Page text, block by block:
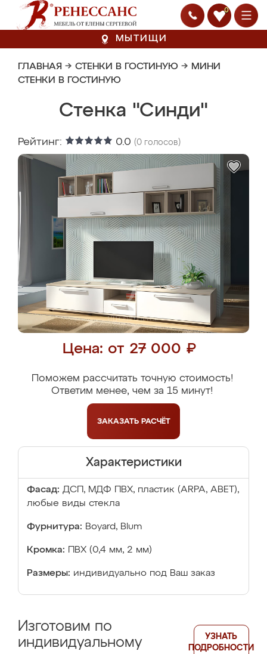
0
МЫТИЩИ
ГЛАВНАЯ → СТЕНКИ В ГОСТИНУЮ → МИНИ
СТЕНКИ В ГОСТИНУЮ
Стенка "Синди"
Рейтинг: 0.0 (0 голосов)
Цена: от 27 000 ₽
Поможем рассчитать точную стоимость!
Ответим менее, чем за 15 минут!
ЗАКАЗАТЬ РАСЧЁТ
Характеристики
Фасад: ДСП, МДФ ПВХ, пластик (ARPA, ABET),
любые виды стекла
Фурнитура: Boyard, Blum
Кромка: ПВХ (0,4 мм, 2 мм)
Размеры: индивидуально под Ваш заказ
Изготовим по
индивидуальному
УЗНАТЬ
ПОДРОБНОСТИ